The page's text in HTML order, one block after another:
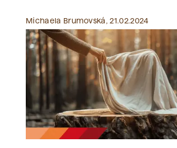
Michaela Brumovská, 21.02.2024